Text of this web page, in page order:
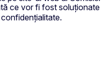
ce vor fi fost soluționate